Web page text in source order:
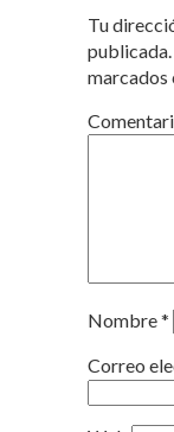
Tu
publicada.
marcados
Nombre*
Correo